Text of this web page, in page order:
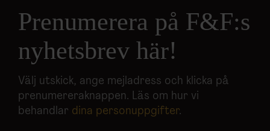
Prenumerera på F&F:s
nyhetsbrev här!
Välj utskick, ange mejladress och klicka på
prenumereraknappen. Läs om hur vi
behandlar dina personuppgifter.